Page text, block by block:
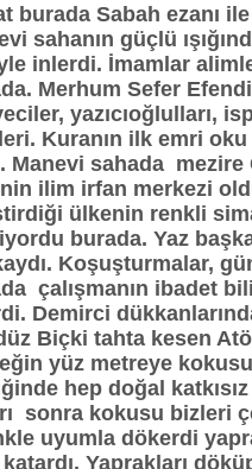
burada Sabah ezanı
sahanın güçlü
inlerdi. İmamlar
Merhum Sefer
yazıcıoğlulları,
Kuranın ilk emri
Manevi sahada
ilim irfan merkezi
ülkenin renkli
burada. Yaz
Koşuşturmalar,
çalışmanın ibadet
Demirci
Biçki tahta kesen
yüz metreye
hep doğal
sonra kokusu bizleri
uyumla dökerdi
Yaprakları